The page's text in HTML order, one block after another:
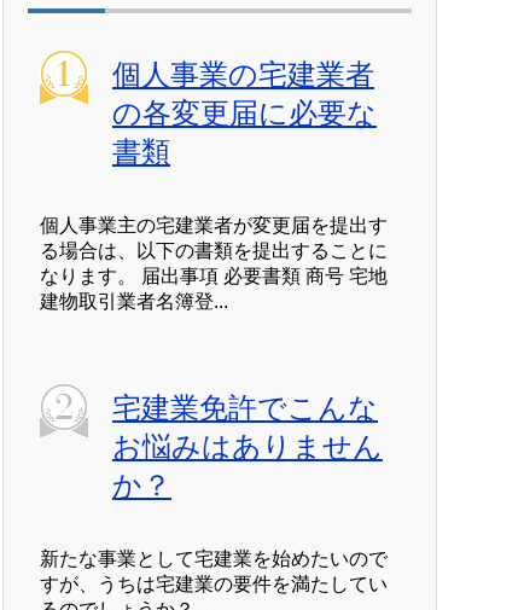
個人事業の宅建業者
の各変更届に必要な
書類
個人事業主の宅建業者が変更届を提出す
る場合は、以下の書類を提出することに
なります。 届出事項 必要書類 商号 宅地
建物取引業者名簿登...
宅建業免許でこんな
お悩みはありません
か？
新たな事業として宅建業を始めたいので
すが、うちは宅建業の要件を満たしてい